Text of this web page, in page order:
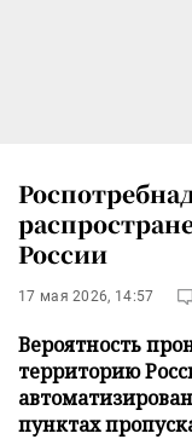
России
17 мая 2026, 14:57
Вероятность
территорию
пунктах